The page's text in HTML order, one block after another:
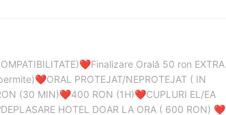
❤️Finalizare Orală 50 ron EXTRA
❤️ORAL PROTEJAT/NEPROTEJAT ( IN
(30 MIN)❤️400 RON (1H)❤️CUPLURI EL/EA
DEPLASARE HOTEL DOAR LA ORA ( 600 RON) ❤️